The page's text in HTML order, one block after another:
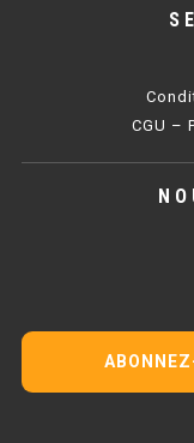
CHAUFFE FRITES
CHAUFFE
PLAQUE
CGU –